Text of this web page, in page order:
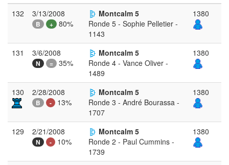
132 3/13/2008
B + 80%
Montcalm 5
Ronde 5 - Sophie Pelletier -
1143
1380
131 3/6/2008
N = 35%
Montcalm 5
Ronde 4 - Vance Oliver -
1489
1380
130 2/28/2008
B - 13%
Montcalm 5
Ronde 3 - André Bourassa -
1707
1380
129 2/21/2008
N - 10%
Montcalm 5
Ronde 2 - Paul Cummins -
1739
1380